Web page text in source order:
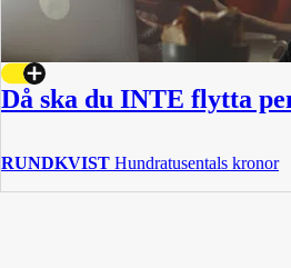
Då ska du INTE flytta
RUNDKVIST Hundratusentals kronor